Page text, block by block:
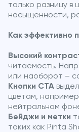
только разницу в
насыщенности,
Как эффективно
Высокий
читаемость.
или наоборот –
Кнопки CTA
цветам,
нейтральном
Бейджи и метки
таких как Pinta